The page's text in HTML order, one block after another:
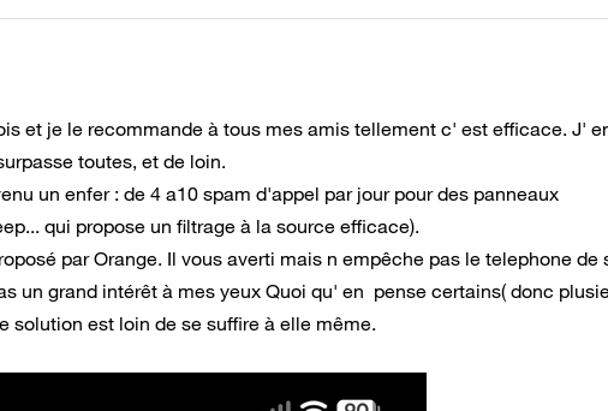
et je le recommande à tous mes amis tellement c' est efficace. J'
toutes, et de loin.
un enfer : de 4 a10 spam d'appel par jour pour des panneaux
qui propose un filtrage à la source efficace).
par Orange. Il vous averti mais n empêche pas le telephone de
un grand intérêt à mes yeux Quoi qu' en pense certains( donc
solution est loin de se suffire à elle même.